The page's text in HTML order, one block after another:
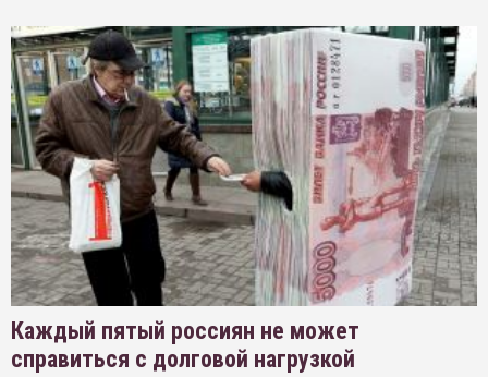
Каждый пятый россиян не может
справиться с долговой нагрузкой